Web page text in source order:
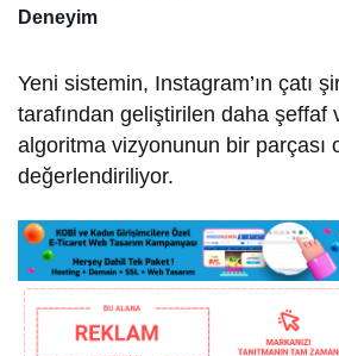
Deneyim
Yeni sistemin, Instagram’ın çatı
tarafından geliştirilen daha şeffaf
algoritma vizyonunun bir parçası
değerlendiriliyor.